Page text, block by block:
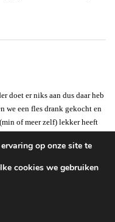
doet er niks aan dus daar heb
we een fles drank gekocht en
of meer zelf) lekker heeft
met “Voor de
vind en geef ik het
leuk vind en anders koop ik
op onze site te
cookies we gebruiken